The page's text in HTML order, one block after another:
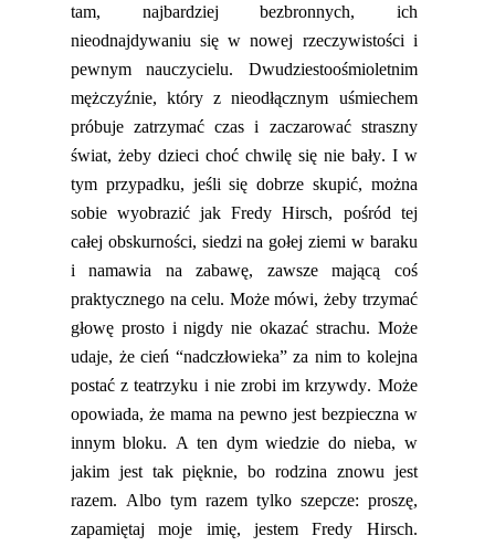
tam, najbardziej bezbronnych, ich
nieodnajdywaniu się w nowej rzeczywistości i
pewnym nauczycielu. Dwudziestoośmioletnim
mężczyźnie, który z nieodłącznym uśmiechem
próbujezatrzymać czas i zaczarować straszny
świat, żeby dzieci choć chwilę się nie bały. Iw
tym przypadku, jeśli się dobrze skupić, można
sobie wyobrazić jak Fredy Hirsch, pośród tej
całej obskurności, siedzi na gołej ziemi wbaraku
i namawia na zabawę, zawsze mającą coś
praktycznego na celu. Może mówi, żeby trzymać
głowę prosto i nigdy nie okazać strachu. Może
udaje, że cień “nadczłowieka” za nim to kolejna
postać z teatrzyku i nie zrobi im krzywdy. Może
opowiada, że mama na pewno jest bezpieczna w
innymbloku. A ten dym wiedzie do nieba, w
jakim jest tak pięknie, bo rodzina znowu jest
razem. Albo tym razem tylkoszepcze: proszę,
zapamiętaj moje imię, jestem Fredy Hirsch.